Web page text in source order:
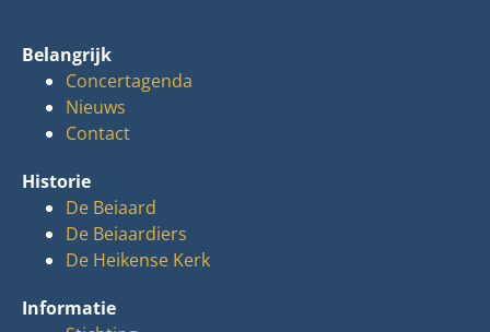
Belangrijk
Concertagenda
Nieuws
Contact
Historie
De Beiaard
De Beiaardiers
De Heikense Kerk
Informatie